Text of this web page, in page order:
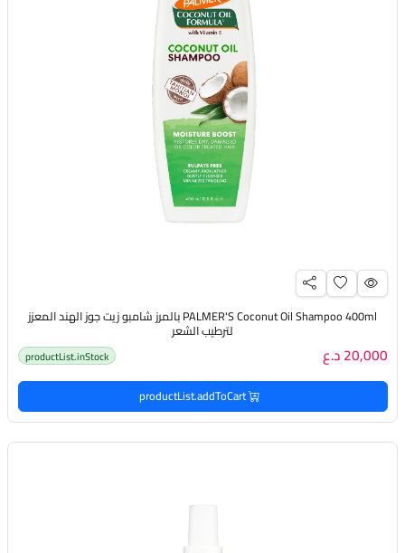
PALMER'S Coconut Oil Shampoo 400ml بالمرز شامبو زيت جوز الهند المعزز
لترطيب الشعر
20,000 د.ع productList.inStock
productList.addToCart